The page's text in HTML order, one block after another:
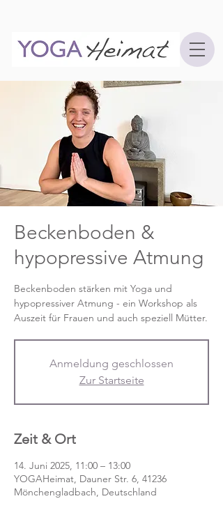
Beckenboden &
hypopressive Atmung
Beckenboden stärken mit Yoga und
hypopressiver Atmung - ein Workshop als
Auszeit für Frauen und auch speziell Mütter.
Anmeldung geschlossen
Zur Startseite
Zeit & Ort
14. Juni 2025, 11:00 – 13:00
YOGAHeimat, Dauner Str. 6, 41236
Mönchengladbach, Deutschland